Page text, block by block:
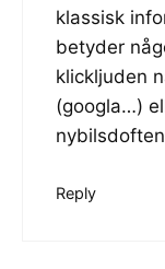
klassisk
betyder
klickljuden
(googla…)
Reply